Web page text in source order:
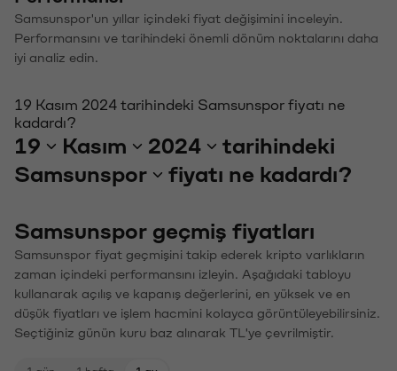
Samsunspor'un yıllar içindeki fiyat değişimini inceleyin.
Performansını ve tarihindeki önemli dönüm noktalarını daha
iyi analiz edin.
19 Kasım 2024 tarihindeki Samsunspor fiyatı ne
kadardı?
19 Kasım 2024
tarihindeki
Samsunspor
fiyatı ne kadardı?
Samsunspor geçmiş fiyatları
Samsunspor fiyat geçmişini takip ederek kripto varlıkların
zaman içindeki performansını izleyin. Aşağıdaki tabloyu
kullanarak açılış ve kapanış değerlerini, en yüksek ve en
düşük fiyatları ve işlem hacmini kolayca görüntüleyebilirsiniz.
Seçtiğiniz günün kuru baz alınarak TL'ye çevrilmiştir.